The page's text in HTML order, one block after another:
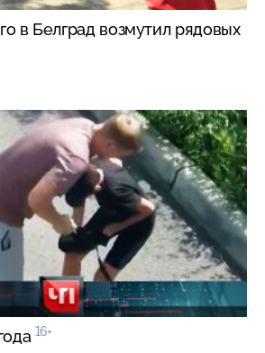
в Белград возмутил рядовых
16+